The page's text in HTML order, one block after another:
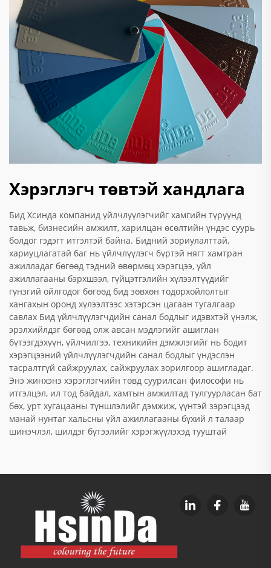
Хэрэглэгч төвтэй хандлага
Бид Хсинда компанид үйлчлүүлэгчийг хамгийн түрүүнд
тавьж, бизнесийн амжилт, харилцан өсөлтийн үндэс суурь
болдог гэдэгт итгэлтэй байна. Бидний зориулалттай,
хариуцлагатай баг нь үйлчлүүлэгч бүртэй нягт хамтран
ажилладаг бөгөөд тэдний өвөрмөц хэрэгцээ, үйл
ажиллагааны бэрхшээл, гүйцэтгэлийн хүлээлтүүдийг
гүнзгий ойлгодог бөгөөд бид зөвхөн тодорхойлолтыг
хангахын оронд хүлээлтээс хэтэрсэн цагаан тугалгаар
савлах Бид үйлчлүүлэгчдийн санал бодлыг идэвхтэй үнэлж,
эрэлхийлдэг бөгөөд олж авсан мэдлэгийг ашиглан
бүтээгдэхүүн, үйлчилгээ, техникийн дэмжлэгийг нь бодит
хэрэгцээний үйлчлүүлэгчдийн санал бодлыг үндэслэн
тасралтгүй сайжруулах, сайжруулах зорилгоор ашигладаг.
Энэ жинхэнэ хэрэглэгчийн төвд суурилсан философи нь
итгэлцэл, ил тод байдал, хамтын амжилтад тулгуурласан бат
бөх, урт хугацааны түншлэлийг дэмжиж, үүнтэй зэрэгцээд
манай нунтаг хальсны үйл ажиллагааны бүхий л талаар
шинэчлэл, шилдэг бүтээлийг хэрэгжүүлэхэд тууштай